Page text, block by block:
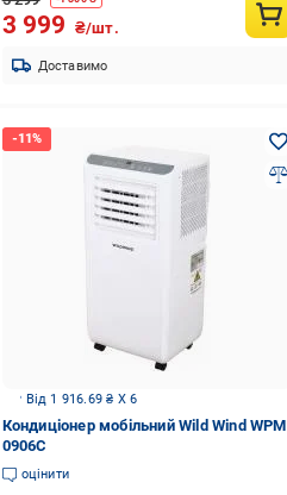
3 999 ₴/шт.
Доставимо
Від 1 916.69 ₴ X 6
Кондиціонер мобільний Wild Wind WPM
0906C
оцінити